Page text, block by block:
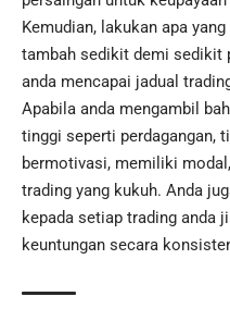
Kemudian, lakukan apa
tambah sedikit demi sedikit
anda mencapai jadual
Apabila anda mengambil
tinggi seperti perdagangan,
bermotivasi, memiliki
trading yang kukuh. Anda
kepada setiap trading anda
keuntungan secara